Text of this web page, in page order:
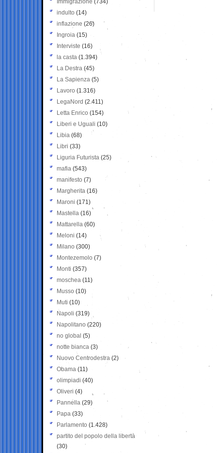
Immigrazione (734)
indulto (14)
inflazione (26)
Ingroia (15)
Interviste (16)
la casta (1.394)
La Destra (45)
La Sapienza (5)
Lavoro (1.316)
LegaNord (2.411)
Letta Enrico (154)
Liberi e Uguali (10)
Libia (68)
Libri (33)
Liguria Futurista (25)
mafia (543)
manifesto (7)
Margherita (16)
Maroni (171)
Mastella (16)
Mattarella (60)
Meloni (14)
Milano (300)
Montezemolo (7)
Monti (357)
moschea (11)
Musso (10)
Muti (10)
Napoli (319)
Napolitano (220)
no global (5)
notte bianca (3)
Nuovo Centrodestra (2)
Obama (11)
olimpiadi (40)
Oliveri (4)
Pannella (29)
Papa (33)
Parlamento (1.428)
partito del popolo della libertà
(30)